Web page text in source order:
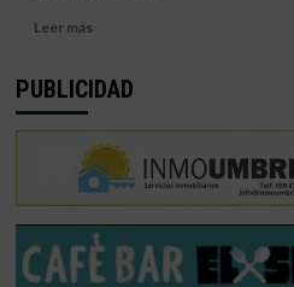
Leer másLeer
CHARLA-
DEL
TRUST
PARA
EL
132
ANIVERSARIO
DEL
PUBLICIDAD